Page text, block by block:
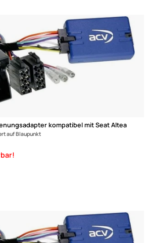
kompatibel mit Seat Altea
auf Pioneer